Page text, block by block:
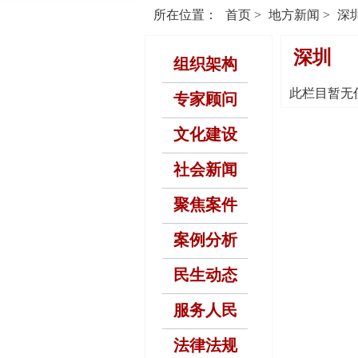
所在位置： 首页 > 地方新闻 > 深圳
组织架构
专家顾问
文化建设
社会新闻
聚焦案件
案例分析
民生动态
服务人民
法律法规
深圳
此栏目暂无